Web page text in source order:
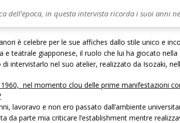
dell’epoca, in questa intervista ricorda i suoi anni
è celebre per le sue affiches dallo stile unico e
teatrale giapponese, il ruolo che lui ha giocato
intervistarlo nel suo atelier, realizzato da Isozaki,
nel momento clou delle prime manifestazioni
lavoravo e non ero passato dall’ambiente
da parte mia criticare l’establishment mentre